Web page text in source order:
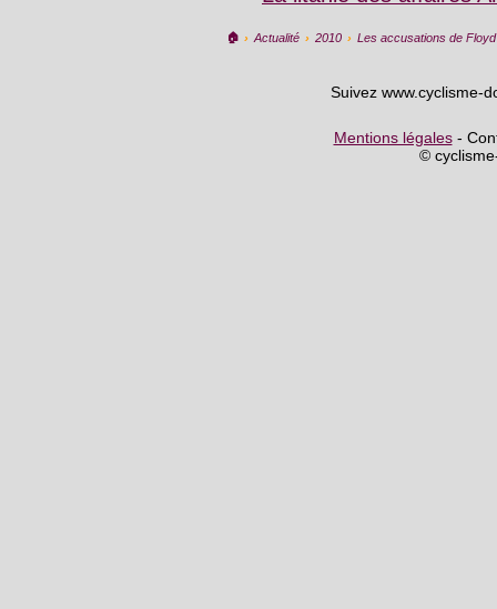
🏠︎ › Actualité › 2010 › Les accusations de
Suivez www.cyclisme-
Mentions légales-
©